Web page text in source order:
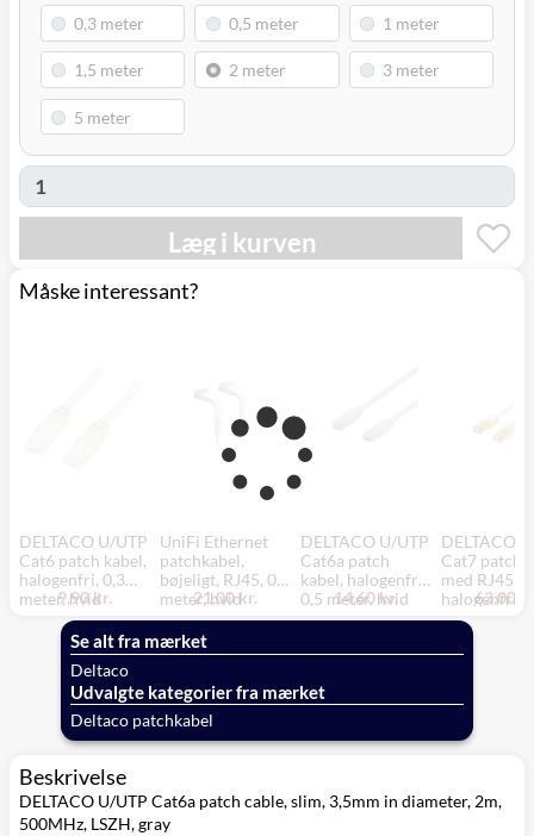
Læg i kurven
Måske interessant?
DELTACO U/UTP
Cat6 patch kabel,
halogenfri, 0,3
meter, hvid
9,90 kr.
UniFi Ethernet
patchkabel,
bøjeligt, RJ45, 0,1
meter, hvid
21,00 kr.
DELTACO U/UTP
Cat6a patch
kabel, halogenfri,
0,5 meter, hvid
14,60 kr.
DELTACO
Cat7 patch
med RJ45,
halogenfri, 3
meter, hvid
63,00
Se alt fra mærket
Deltaco
Udvalgte kategorier fra mærket
Deltaco patchkabel
Beskrivelse
DELTACO U/UTP Cat6a patch cable, slim, 3,5mm in diameter, 2m,
500MHz, LSZH, gray